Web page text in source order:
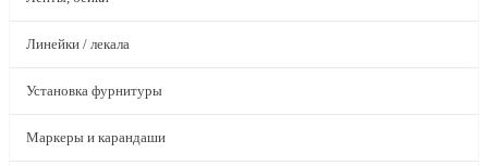
Линейки / лекала
Установка фурнитуры
Маркеры и карандаши